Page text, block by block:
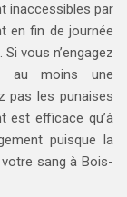
inaccessibles par
en fin de journée
vous n’engagez
au moins une
pas les punaises
est efficace qu’à
puisque la
sang à Bois-